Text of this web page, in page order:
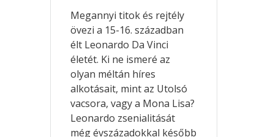
Megannyi titok és rejtély
övezi a 15-16. században
élt Leonardo Da Vinci
életét. Ki ne ismeré az
olyan méltán híres
alkotásait, mint az Utolsó
vacsora, vagy a Mona Lisa?
Leonardo zsenialitását
még évszázadokkal később